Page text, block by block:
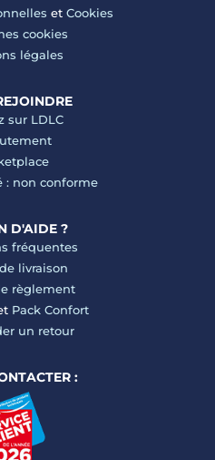
et Cookies
cookies
légales
sur LDLC
: non conforme
D'AIDE ?
fréquentes
livraison
règlement
Pack Confort
un retour
: